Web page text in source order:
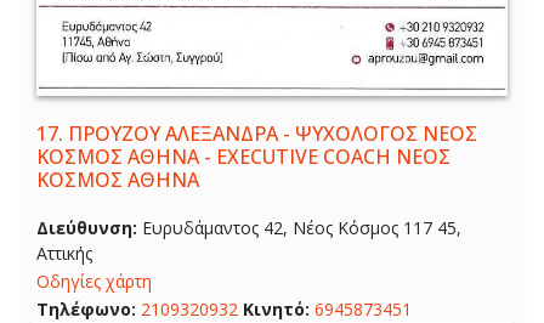
17. ΠΡΟΥΖΟΥ ΑΛΕΞΑΝΔΡΑ - ΨΥΧΟΛΟΓΟΣ ΝΕΟΣ
ΚΟΣΜΟΣ ΑΘΗΝΑ - EXECUTIVE COACH ΝΕΟΣ
ΚΟΣΜΟΣ ΑΘΗΝΑ
Διεύθυνση: Ευρυδάμαντος 42, Νέος Κόσμος 117 45,
Αττικής
Οδηγίες χάρτη
Τηλέφωνο: 2109320932 Κινητό: 6945873451